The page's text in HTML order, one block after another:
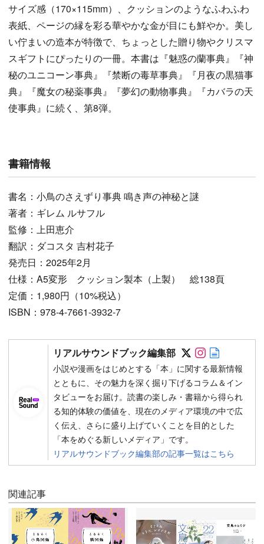
サイズ感（170×115mm）、クッションのようなふわふわ
表紙、ページの縁を彩る華やかな金が目にも鮮やか。美し
い佇まいの造本が特徴で、ちょっとした贈り物やクリスマ
スギフトにぴったりの一冊。本書は『魅惑の蘭事典』『神
秘のユニコーン事典』『禁断の毒草事典』『月夜の黒猫事
典』『魔女の秘薬事典』『夢幻の動物事典』『カバラの天
使事典』に続く、第8弾。
書籍情報
書名：小鳥のさえずり事典 鳴き声の神秘と謎
著者：ギレム ルサフル
監修：上田恵介
翻訳：ダコスタ 吉村花子
発売日：2025年2月
仕様：A5変形 クッション製本（上製） 総138頁
定価：1,980円（10%税込）
ISBN：978-4-7661-3932-7
リアルサウンドブック編集部 Follow on
Follow on
小説や漫画をはじめとする「本」に関する最新情報
とともに、その魅力を深く掘り下げるコラム＆イン
タビューをお届け。読書の楽しみ・書籍から得られ
る知的体験の価値を、現在のメディア環境の中で広
く伝え、さらに盛り上げていくことを目的とした
「本をめぐる新しいメディア」です。
リアルサウンドブック編集部の記事一覧はこちら
関連記事